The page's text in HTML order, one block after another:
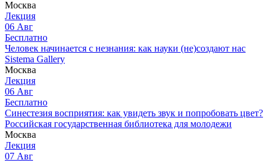
Москва
Лекция
06 Авг
Бесплатно
Человек начинается с незнания: как науки (не)создают нас
Sistema Gallery
Москва
Лекция
06 Авг
Бесплатно
Синестезия восприятия: как увидеть звук и попробовать цвет?
Российская государственная библиотека для молодежи
Москва
Лекция
07 Авг